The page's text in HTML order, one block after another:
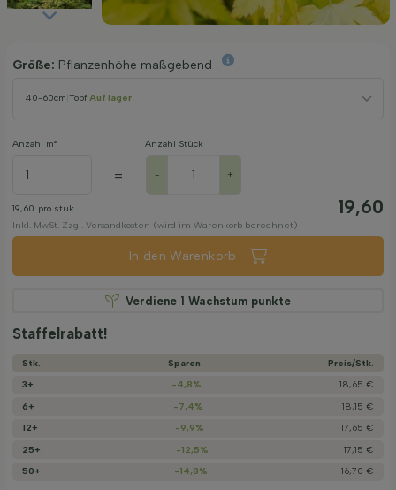
Größe: Pflanzenhöhe maßgebend
40-60cm Topf Auf lager
Anzahl m²
=
Anzahl Stück
- +
19,60 pro stuk 19,60
Inkl. MwSt. Zzgl. Versandkosten (wird im Warenkorb berechnet)
In den Warenkorb
Verdiene 1 Wachstum punkte
Staffelrabatt!
Stk. Sparen
Preis/­Stk.
3+
-4,8%
18,65 €
6+
-7,4%
18,15 €
12+
-9,9%
17,65 €
25+
-12,5%
17,15 €
50+
-14,8% 16,70 €